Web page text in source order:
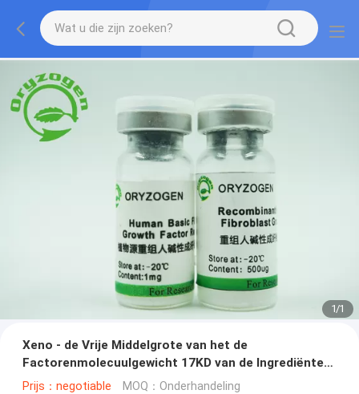
1/1
Xeno - de Vrije Middelgrote van het de
Factorenmolecuulgewicht 17KD van de Ingrediënten
bFGF Groei Dierlijke Vrije Component
Prijs：negotiable MOQ：Onderhandeling